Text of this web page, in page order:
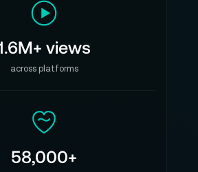
views
across platforms
58,000+